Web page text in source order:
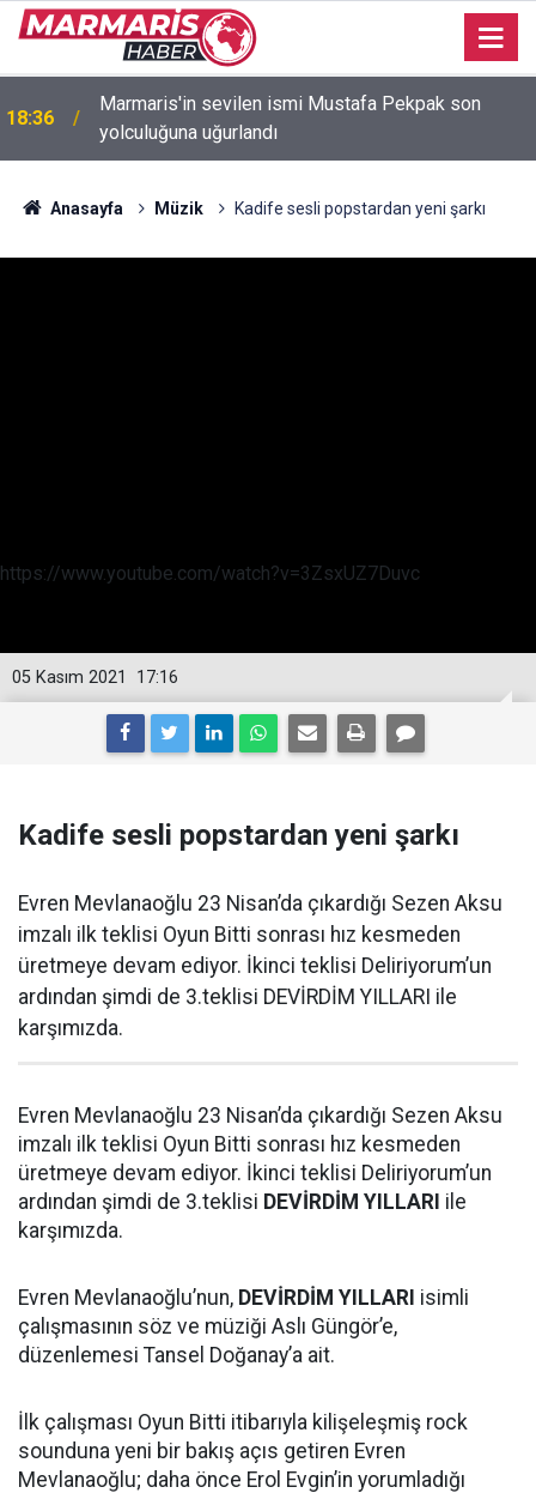
16:35
Bakan Fidan: "Körfez'de devam eden savaş
dikkatimizi Filistin meselesinden ayırmadı"
Anasayfa Müzik Kadife sesli popstardan yeni şarkı
https://www.youtube.com/watch?v=3ZsxUZ7Duvc
17:16
05 Kasım 2021
Kadife sesli popstardan yeni şarkı
Evren Mevlanaoğlu 23 Nisan’da çıkardığı Sezen Aksu
imzalı ilk teklisi Oyun Bitti sonrası hız kesmeden
üretmeye devam ediyor. İkinci teklisi Deliriyorum’un
ardından şimdi de 3.teklisi DEVİRDİM YILLARI ile
karşımızda.
Evren Mevlanaoğlu 23 Nisan’da çıkardığı Sezen Aksu
imzalı ilk teklisi Oyun Bitti sonrası hız kesmeden
üretmeye devam ediyor. İkinci teklisi Deliriyorum’un
ardından şimdi de 3.teklisi DEVİRDİM YILLARI ile
karşımızda.
Evren Mevlanaoğlu’nun, DEVİRDİM YILLARI isimli
çalışmasının söz ve müziği Aslı Güngör’e,
düzenlemesi Tansel Doğanay’a ait.
İlk çalışması Oyun Bitti itibarıyla kilişeleşmiş rock
sounduna yeni bir bakış açıs getiren Evren
Mevlanaoğlu; daha önce Erol Evgin’in yorumladığı